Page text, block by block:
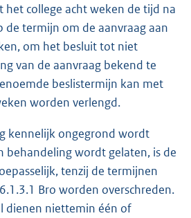
het college acht weken de tijd na
termijn om de aanvraag aan
om het besluit tot niet
van de aanvraag bekend te
beslistermijn kan met
worden verlengd.
kennelijk ongegrond wordt
behandeling wordt gelaten, is de
tenzij de termijnen
Bro worden overschreden.
dienen niettemin één of